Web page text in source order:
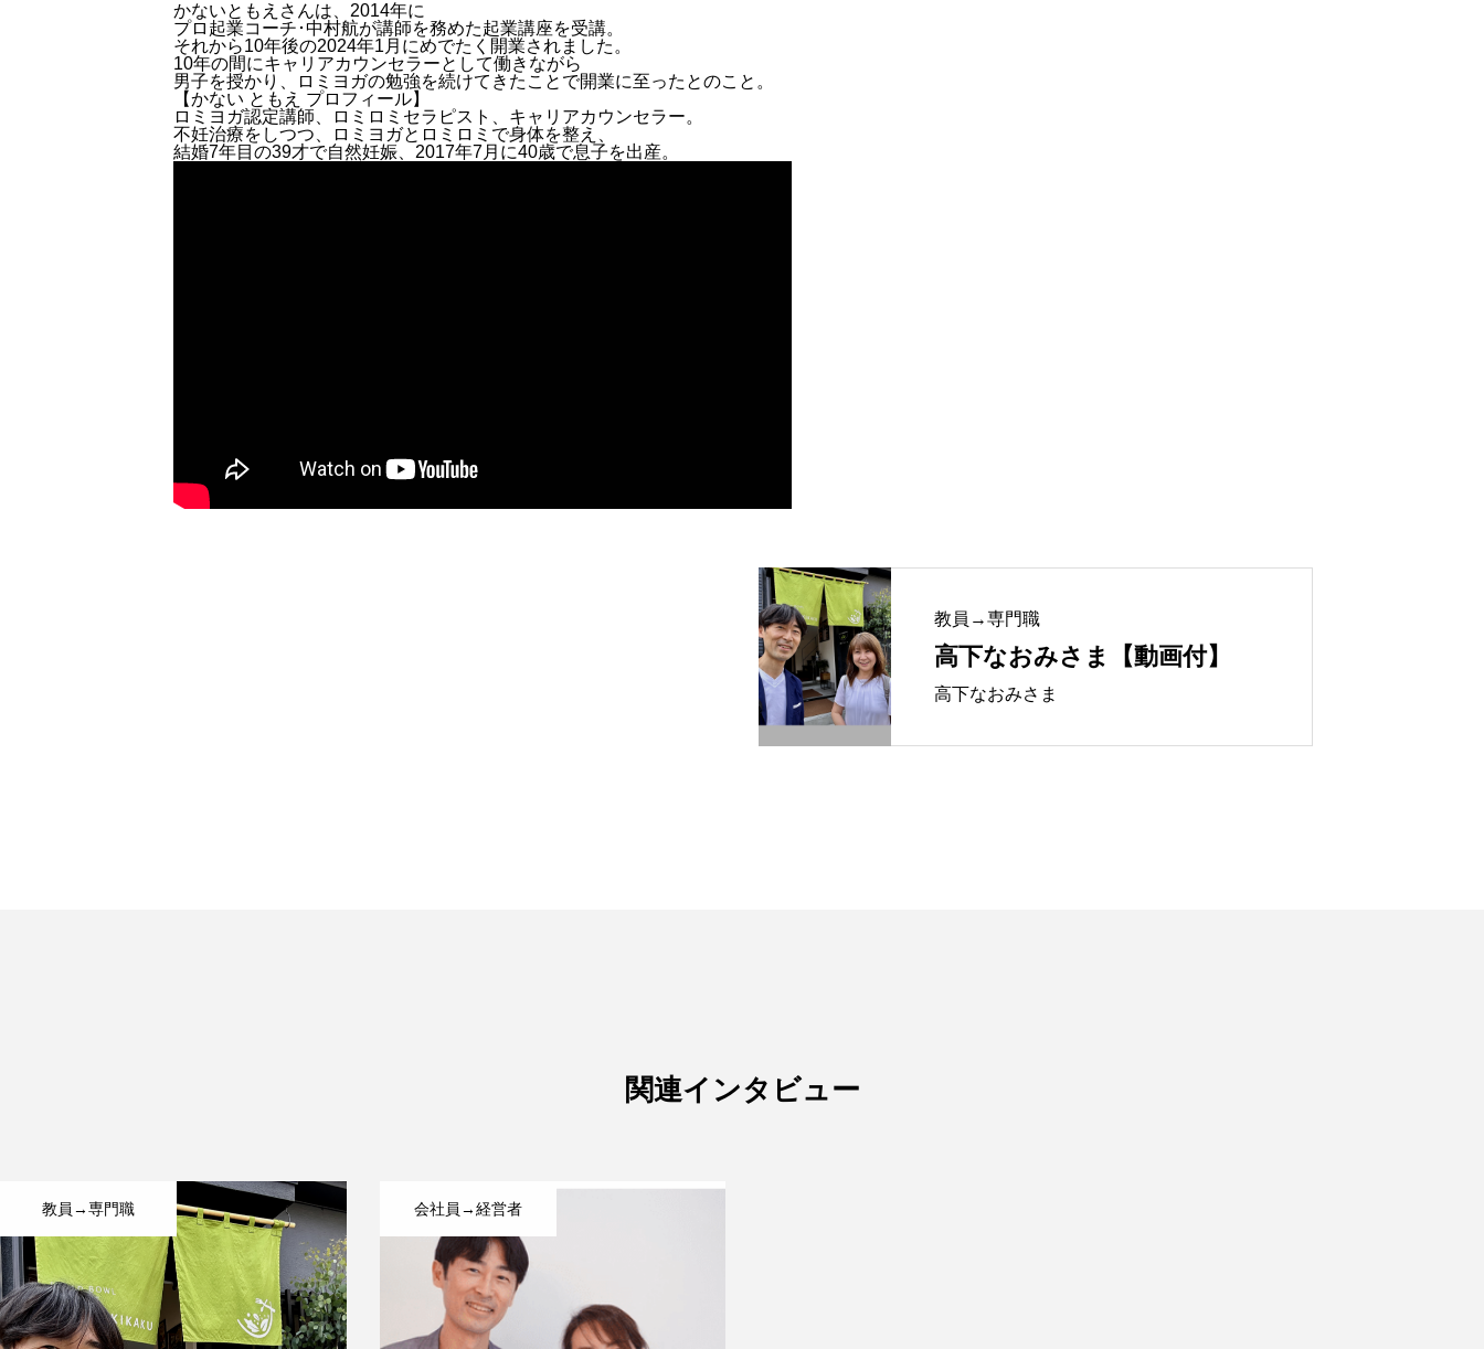
かないともえさんは、2014年に
プロ起業コーチ･中村航が講師を務めた起業講座を受講。
それから10年後の2024年1月にめでたく開業されました。
10年の間にキャリアカウンセラーとして働きながら
男子を授かり、ロミヨガの勉強を続けてきたことで開業に至ったとのこと。
【かない ともえ プロフィール】
ロミヨガ認定講師、ロミロミセラピスト、キャリアカウンセラー。
不妊治療をしつつ、ロミヨガとロミロミで身体を整え、
結婚7年目の39才で自然妊娠、2017年7月に40歳で息子を出産。
教員→専門職
高下なおみさま【動画付】
高下なおみさま
関連インタビュー
教員→専門職 会社員→経営者